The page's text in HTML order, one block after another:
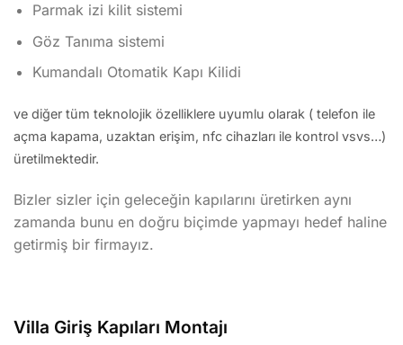
Parmak izi kilit sistemi
Göz Tanıma sistemi
Kumandalı Otomatik Kapı Kilidi
ve diğer tüm teknolojik özelliklere uyumlu olarak ( telefon ile
açma kapama, uzaktan erişim, nfc cihazları ile kontrol vsvs…)
üretilmektedir.
Bizler sizler için geleceğin kapılarını üretirken aynı
zamanda bunu en doğru biçimde yapmayı hedef haline
getirmiş bir firmayız.
Villa Giriş Kapıları Montajı